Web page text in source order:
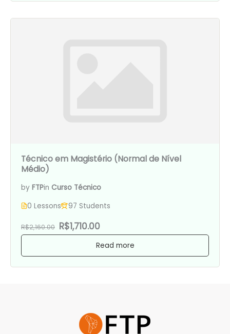
Técnico em Magistério (Normal de Nível
Médio)
by FTPin Curso Técnico
0 Lessons
97 Students
R$2,160.00 R$1,710.00
Read more